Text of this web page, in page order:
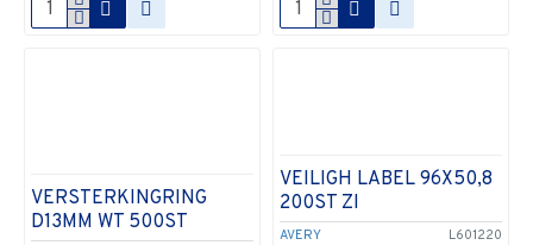
VERSTERKINGRING
D13MM WT 500ST
AVERY L601220
VEILIGH LABEL 96X50,8
200ST ZI